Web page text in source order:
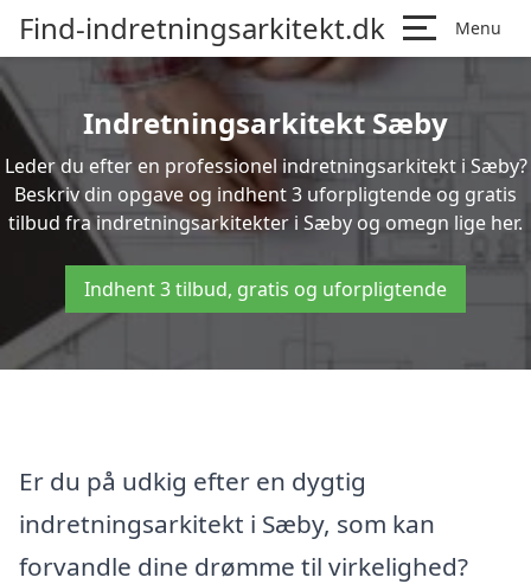
Find-indretningsarkitekt.dk Menu
Indretningsarkitekt Sæby
Leder du efter en professionel indretningsarkitekt i Sæby?
Beskriv din opgave og indhent 3 uforpligtende og gratis
tilbud fra indretningsarkitekter i Sæby og omegn lige her.
Indhent 3 tilbud, gratis og uforpligtende
Er du på udkig efter en dygtig
indretningsarkitekt i Sæby, som kan
forvandle dine drømme til virkelighed?